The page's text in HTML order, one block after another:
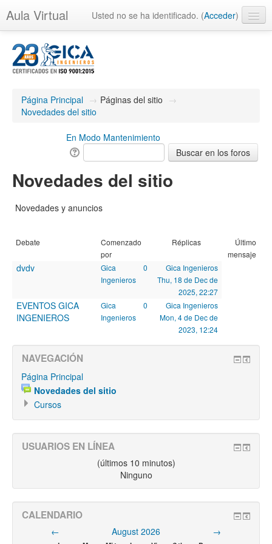
Aula Virtual Usted no se ha identificado. (Acceder)
Página Principal → Páginas del sitio →
Novedades del sitio
En Modo Mantenimiento
Novedades del sitio
Novedades y anuncios
Debate
Comenzado
por
Réplicas
Último
mensaje
dvdv
Gica
Ingenieros
0
Gica Ingenieros
Thu, 18 de Dec de
2025, 22:27
EVENTOS GICA
INGENIEROS
Gica
Ingenieros
0
Gica Ingenieros
Mon, 4 de Dec de
2023, 12:24
NAVEGACIÓN
Página Principal
Novedades del sitio
Cursos
USUARIOS EN LÍNEA
(últimos 10 minutos)
Ninguno
CALENDARIO
← August 2026 →